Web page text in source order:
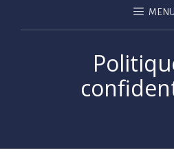
MENU